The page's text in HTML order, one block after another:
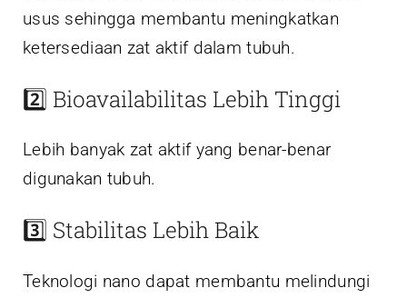
usus sehingga membantu meningkatkan
ketersediaan zat aktif dalam tubuh.
2️⃣ Bioavailabilitas Lebih Tinggi
Lebih banyak zat aktif yang benar-benar
digunakan tubuh.
3️⃣ Stabilitas Lebih Baik
Teknologi nano dapat membantu melindungi